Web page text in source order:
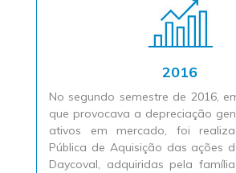
2016
No segundo semestre de 2016,
que provocava a depreciação
ativos em mercado, foi
Pública de Aquisição das ações
Daycoval, adquiridas pela